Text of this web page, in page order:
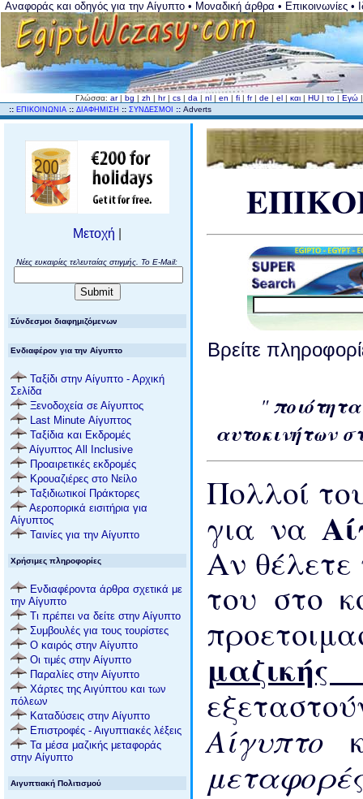
Αναφοράς και οδηγός για την Αίγυπτο • Μοναδική άρθρα • Επικοινωνίες •
Γλώσσα:ar |bg |zh |hr |cs |da |nl |en |fi |fr |de |el |και |HU |το |Εγώ
:: ΕΠΙΚΟΙΝΩΝΙΑ :: ΔΙΑΦΗΜΙΣΗ :: ΣΥΝΔΕΣΜΟΙ :: Adverts
Μετοχή
Νέες ευκαιρίες τελευταίας στιγμής. Το E-Mail:
Σύνδεσμοι διαφημιζόμενων
Ενδιαφέρον για την Αίγυπτο
Ταξίδι στην Αίγυπτο - Αρχική
Σελίδα
Ξενοδοχεία σε Αίγυπτος
Last Minute Αίγυπτος
Ταξίδια και Εκδρομές
Αίγυπτος All Inclusive
Προαιρετικές εκδρομές
Κρουαζιέρες στο Νείλο
Ταξιδιωτικοί Πράκτορες
Αεροπορικά εισιτήρια για
Αίγυπτος
Ταινίες για την Αίγυπτο
Χρήσιμες πληροφορίες
Ενδιαφέροντα άρθρα σχετικά με
την Αίγυπτο
Τι πρέπει να δείτε στην Αίγυπτο
Συμβουλές για τους τουρίστες
Ο καιρός στην Αίγυπτο
Οι τιμές στην Αίγυπτο
Παραλίες στην Αίγυπτο
Χάρτες της Αιγύπτου και των
πόλεων
Καταδύσεις στην Αίγυπτο
Επιστροφές - Αιγυπτιακές λέξεις
Τα μέσα μαζικής μεταφοράς
στην Αίγυπτο
Αιγυπτιακή Πολιτισμού
Βρείτε
"
αυτοκινήτων
Πολλοί
για να
Αν θέλετε
του στο
Αίγυπτο